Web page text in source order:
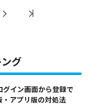
グ
グイン画面から登録で
・アプリ版の対処法